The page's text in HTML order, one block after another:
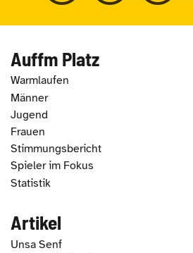
Auffm Platz
Warmlaufen
Männer
Jugend
Frauen
Stimmungsbericht
Spieler im Fokus
Statistik
Artikel
Unsa Senf